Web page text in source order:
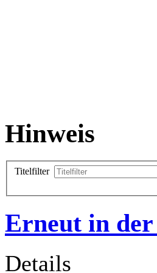
Hinweis
Titelfilter
Erneut in
Details